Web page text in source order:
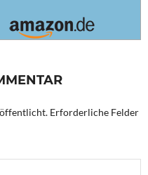
Erforderliche Felder